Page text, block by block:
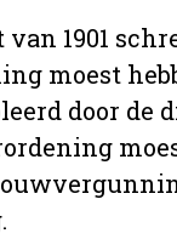
1901
moest
door de